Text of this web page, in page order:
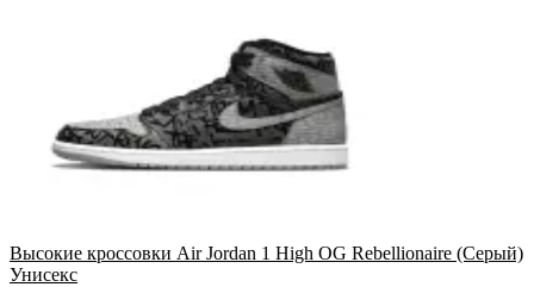
Высокие кроссовки Air Jordan 1 High OG Rebellionaire (Серый)
Унисекс